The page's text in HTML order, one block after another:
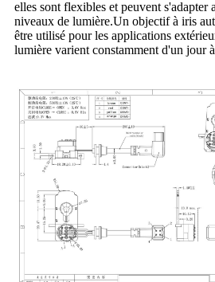
elles sont flexibles et peuvent s'adapter
niveaux de lumière.Un objectif à iris
être utilisé pour les applications
lumière varient constamment d'un jour